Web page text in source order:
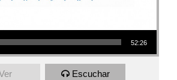
52:26
Escuchar